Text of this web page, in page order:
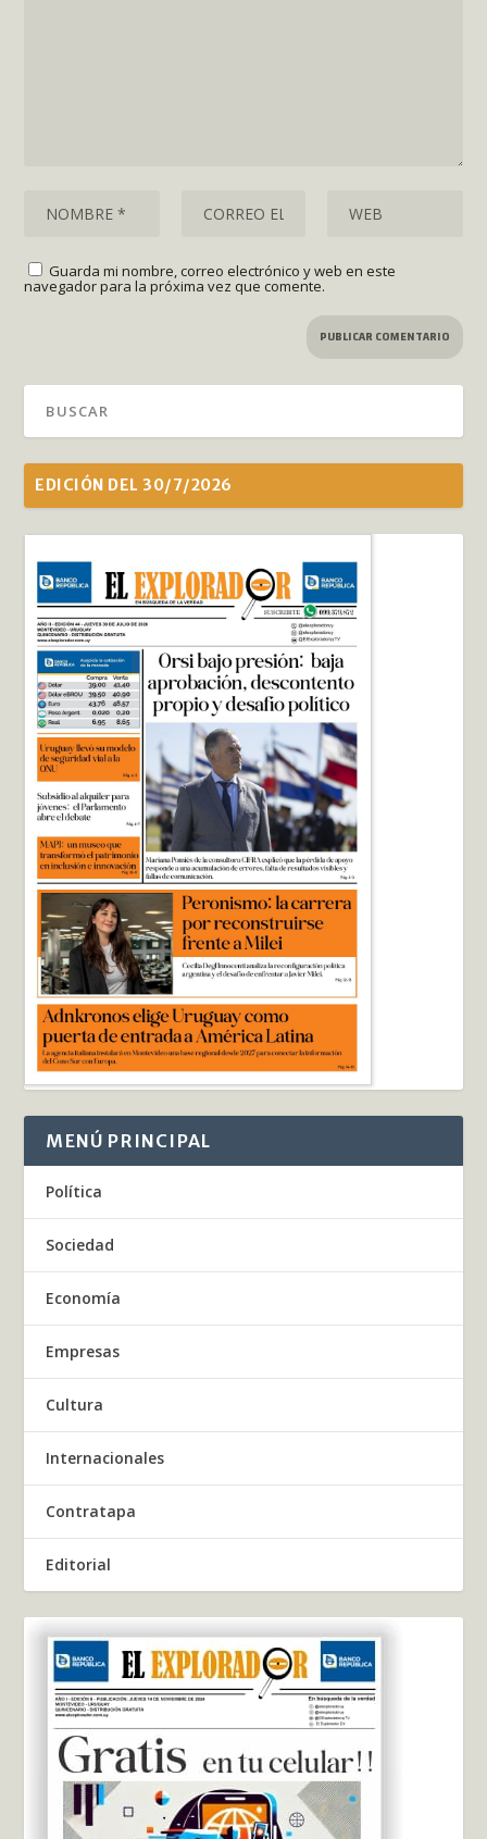
Guarda mi nombre, correo electrónico y web en este
navegador para la próxima vez que comente.
EDICIÓN DEL 30/7/2026
MENÚ PRINCIPAL
Política
Sociedad
Economía
Empresas
Cultura
Internacionales
Contratapa
Editorial